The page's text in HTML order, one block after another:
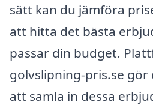
sätt kan du jämföra
att hitta det bästa
passar din budget.
golvslipning-pris.se
att samla in dessa